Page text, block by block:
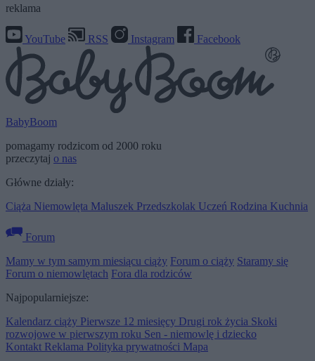
reklama
YouTube RSS Instagram Facebook
BabyBoom
pomagamy rodzicom od 2000 roku
przeczytaj o nas
Główne działy:
Ciąża Niemowlęta Maluszek Przedszkolak Uczeń Rodzina Kuchnia
Forum
Mamy w tym samym miesiącu ciąży Forum o ciąży Staramy się
Forum o niemowlętach Fora dla rodziców
Najpopularniejsze:
Kalendarz ciąży Pierwsze 12 miesięcy Drugi rok życia Skoki
rozwojowe w pierwszym roku Sen - niemowlę i dziecko
Kontakt Reklama Polityka prywatności Mapa